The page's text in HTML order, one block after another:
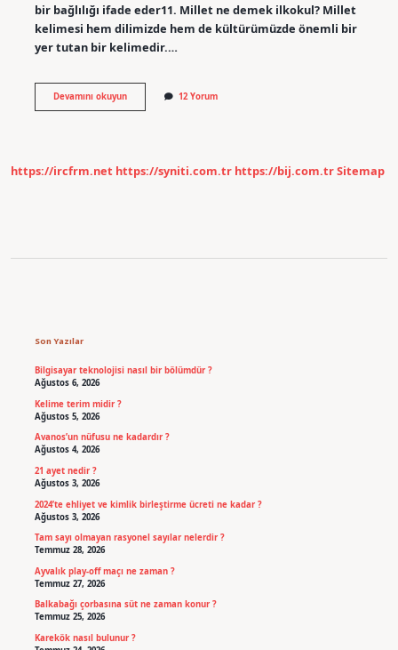
bir bağlılığı ifade eder11. Millet ne demek ilkokul? Millet
kelimesi hem dilimizde hem de kültürümüzde önemli bir
yer tutan bir kelimedir.…
Devamını okuyunMillet
Kavramı
12 Yorum
https://ircfrm.net https://syniti.com.tr https://bij.com.trSitemap
Son Yazılar
Bilgisayar teknolojisi nasıl bir bölümdür ?
Ağustos 6, 2026
Kelime terim midir ?
Ağustos 5, 2026
Avanos’un nüfusu ne kadardır ?
Ağustos 4, 2026
21 ayet nedir ?
Ağustos 3, 2026
2024’te ehliyet ve kimlik birleştirme ücreti ne kadar ?
Ağustos 3, 2026
Tam sayı olmayan rasyonel sayılar nelerdir ?
Temmuz 28, 2026
Ayvalık play-off maçı ne zaman ?
Temmuz 27, 2026
Balkabağı çorbasına süt ne zaman konur ?
Temmuz 25, 2026
Karekök nasıl bulunur ?